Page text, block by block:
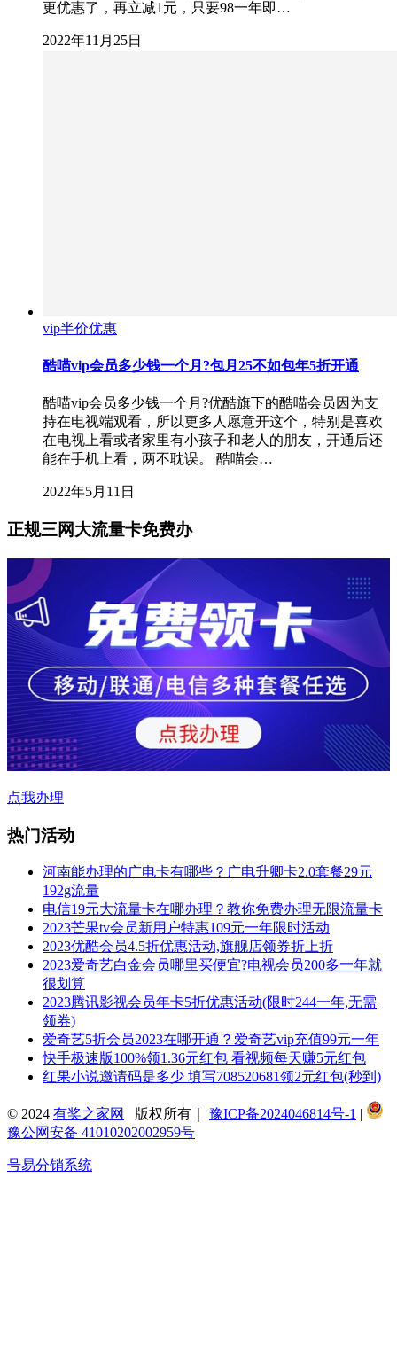
更优惠了，再立减1元，只要98一年即…
2022年11月25日
vip半价优惠
酷喵vip会员多少钱一个月?包月25不如包年5折开通
酷喵vip会员多少钱一个月?优酷旗下的酷喵会员因为支
持在电视端观看，所以更多人愿意开这个，特别是喜欢
在电视上看或者家里有小孩子和老人的朋友，开通后还
能在手机上看，两不耽误。 酷喵会…
2022年5月11日
正规三网大流量卡免费办
点我办理
热门活动
河南能办理的广电卡有哪些？广电升卿卡2.0套餐29元
192g流量
电信19元大流量卡在哪办理？教你免费办理无限流量卡
2023芒果tv会员新用户特惠109元一年限时活动
2023优酷会员4.5折优惠活动,旗舰店领券折上折
2023爱奇艺白金会员哪里买便宜?电视会员200多一年就
很划算
2023腾讯影视会员年卡5折优惠活动(限时244一年,无需
领券)
爱奇艺5折会员2023在哪开通？爱奇艺vip充值99元一年
快手极速版100%领1.36元红包 看视频每天赚5元红包
红果小说邀请码是多少 填写708520681领2元红包(秒到)
© 2024 有奖之家网 版权所有｜ 豫ICP备2024046814号-1 |
豫公网安备 41010202002959号
号易分销系统